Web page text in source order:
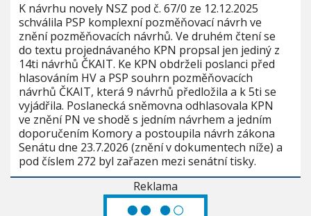
K návrhu novely NSZ pod č. 67/0 ze 12.12.2025
schválila PSP komplexní pozměňovací návrh ve
znění pozměňovacích návrhů. Ve druhém čtení se
do textu projednávaného KPN propsal jen jediný z
14ti návrhů ČKAIT. Ke KPN obdrželi poslanci před
hlasováním HV a PSP souhrn pozměňovacích
návrhů ČKAIT, která 9 návrhů předložila a k 5ti se
vyjádřila. Poslanecká sněmovna odhlasovala KPN
ve znění PN ve shodě s jedním návrhem a jedním
doporučením Komory a postoupila návrh zákona
Senátu dne 23.7.2026 (znění v dokumentech níže) a
pod číslem 272 byl zařazen mezi senátní tisky.
Reklama